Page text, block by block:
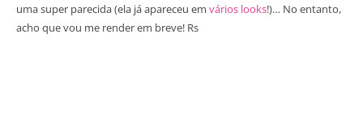
uma super parecida (ela já apareceu em vários looks!)… No entanto,
acho que vou me render em breve! Rs